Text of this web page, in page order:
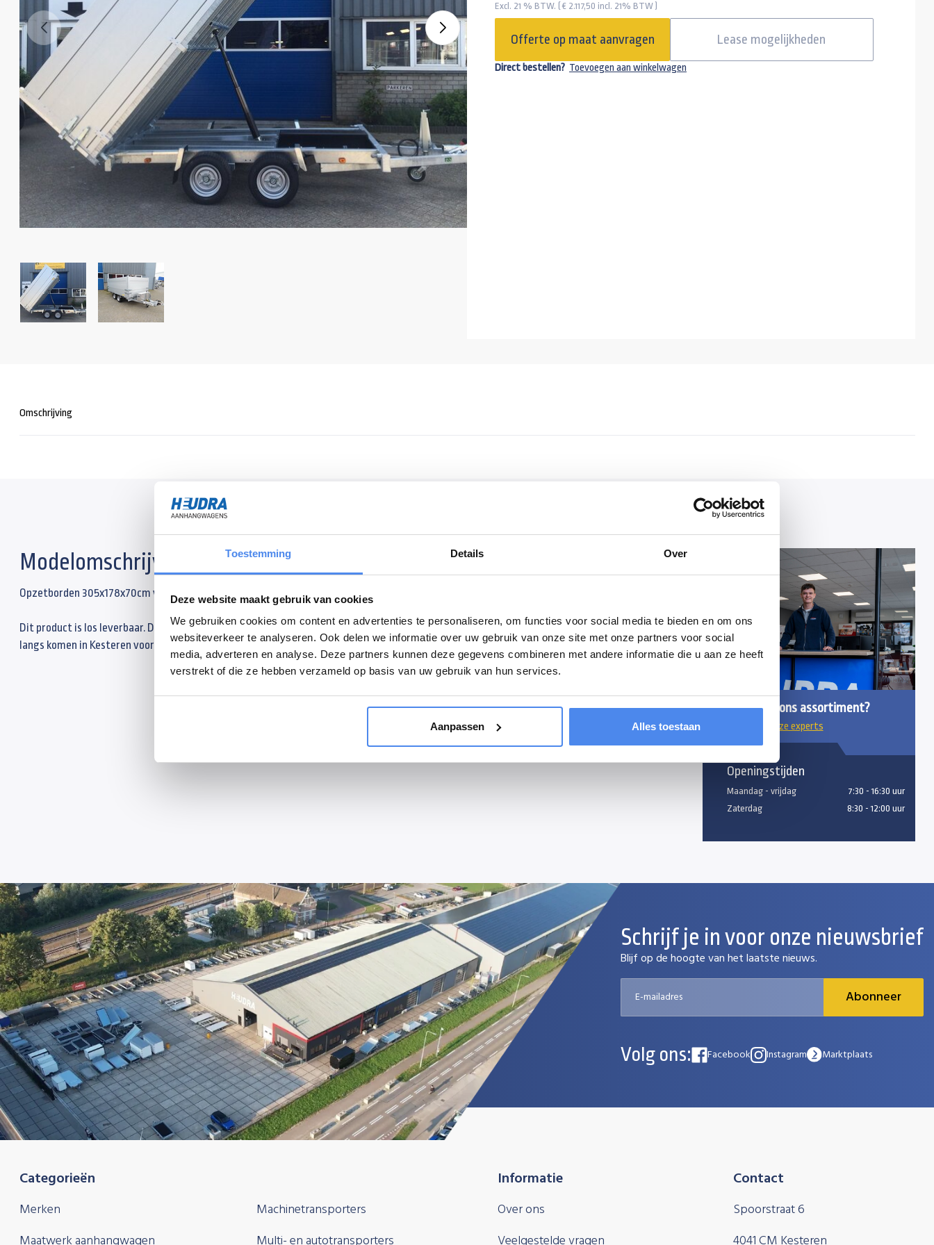
Toestemming Details Over
Deze website maakt gebruik van cookies
We gebruiken cookies om content en advertenties te personaliseren, om functies voor social media te bieden en om ons
websiteverkeer te analyseren. Ook delen we informatie over uw gebruik van onze site met onze partners voor social
media, adverteren en analyse. Deze partners kunnen deze gegevens combineren met andere informatie die u aan ze heeft
verstrekt of die ze hebben verzameld op basis van uw gebruik van hun services.
Aanpassen Alles toestaan
Excl. 21 % BTW. ( € 2.117,50 incl. 21% BTW )
Offerte op maat aanvragen Lease mogelijkheden
Direct bestellen? Toevoegen aan winkelwagen
Omschrijving
Modelomschrijving
Opzetborden 305x178x70cm voor een Anssems KSX kipper.
Dit product is los leverbaar. De prijzen zijn exclusief montage. Voor de prijs inclusief montage of eventuele aanpassingen kunt u bellen, mailen of
langs komen in Kesteren voor de scherpste prijs.
Vragen over ons assortiment?
Chat met onze experts
Openingstijden
Maandag - vrijdag
7:30 - 16:30 uur
Zaterdag
8:30 - 12:00 uur
Schrijf je in voor onze nieuwsbrief
Blijf op de hoogte van het laatste nieuws.
Abonneer
Volg ons: Facebook Instagram Marktplaats
Categorieën
Merken
Machinetransporters
Informatie
Over ons
Contact
Spoorstraat 6